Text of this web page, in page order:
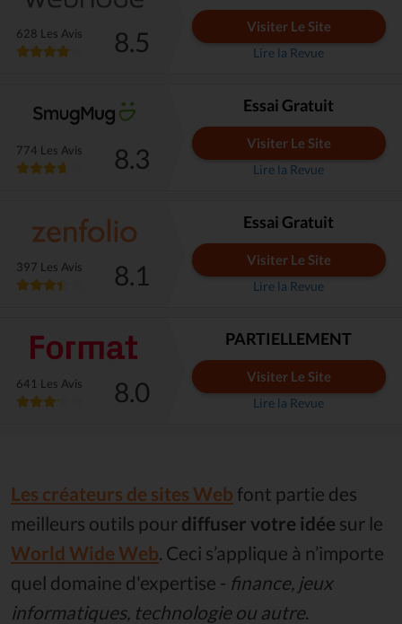
628 Les Avis 8.5 Visiter Le Site
Lire la Revue
774 Les Avis 8.3
Essai Gratuit
Visiter Le Site
Lire la Revue
397 Les Avis 8.1
Essai Gratuit
Visiter Le Site
Lire la Revue
641 Les Avis 8.0
PARTIELLEMENT
Visiter Le Site
Lire la Revue
Les créateurs de sites Web font partie des
meilleurs outils pour diffuser votre idée sur le
World Wide Web. Ceci s’applique à n’importe
quel domaine d'expertise - finance, jeux
informatiques, technologie ou autre.